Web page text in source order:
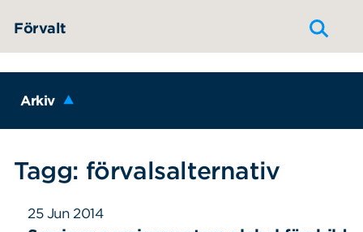
Förvalt
Arkiv
Tagg: förvalsalternativ
25 Jun 2014